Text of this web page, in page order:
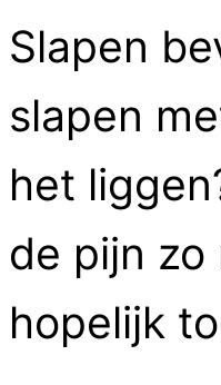
Slapen
slapen
het
de pijn zo
hopelijk